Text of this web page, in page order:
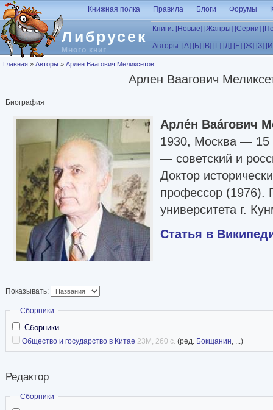
Перейти к основному содержанию
Либрусек
Много книг
Книжная полка Правила Блоги Форумы
Книги: [Новые] [Жанры] [Серии]
Авторы: [А] [Б] [В] [Г] [Д] [Е] [Ж] [З]
Вы здесь
Главная » Авторы » Арлен Ваагович Меликсетов
Арлен Ваагович
Биография
Арле́н Ваа́гович
1930, Москва — 15
— советский и
Доктор
профессор (1976).
университета г.
Статья в
Показывать:
Скрыть
Сборники
Сборники
Общество и государство в Китае 23M, 260 с. (ред. Бокщанин, ...)
Редактор
Скрыть
Сборники